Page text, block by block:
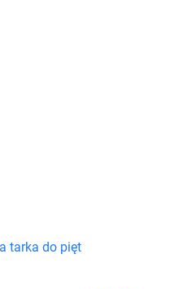
tarka do pięt